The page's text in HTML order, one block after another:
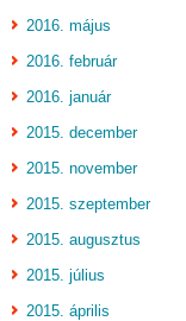
2016. május
2016. február
2016. január
2015. december
2015. november
2015. szeptember
2015. augusztus
2015. július
2015. április